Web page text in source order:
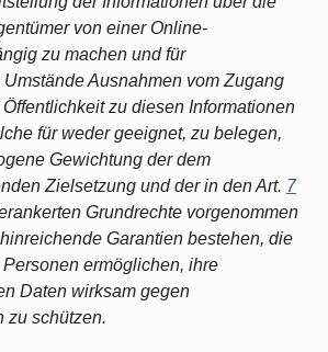
von einer Online-
zu machen und für
Ausnahmen vom Zugang
zu diesen Informationen
für weder geeignet, zu belegen,
Gewichtung der dem
Zielsetzung und der in den Art. 7
Grundrechte vorgenommen
Garantien bestehen, die
ermöglichen, ihre
Daten wirksam gegen
zu schützen.